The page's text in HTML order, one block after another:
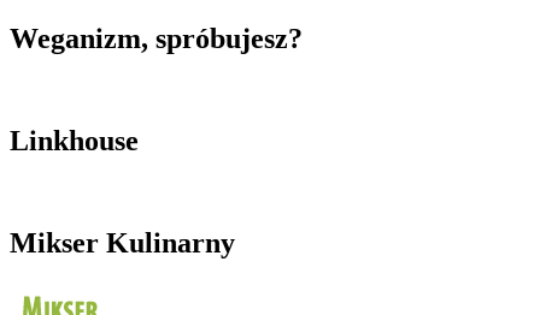
Weganizm, spróbujesz?
Linkhouse
Mikser Kulinarny